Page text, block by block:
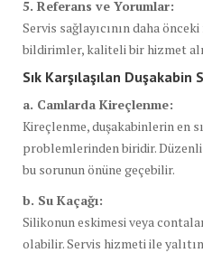
5. Referans ve Yorumlar:
Servis sağlayıcının daha
bildirimler, kaliteli bir hizmet
Sık Karşılaşılan
a. Camlarda Kireçlenme:
Kireçlenme, duşakabinlerin en
problemlerinden biridir.
bu sorunun önüne geçebilir.
b. Su Kaçağı:
Silikonun eskimesi veya
olabilir. Servis hizmeti ile